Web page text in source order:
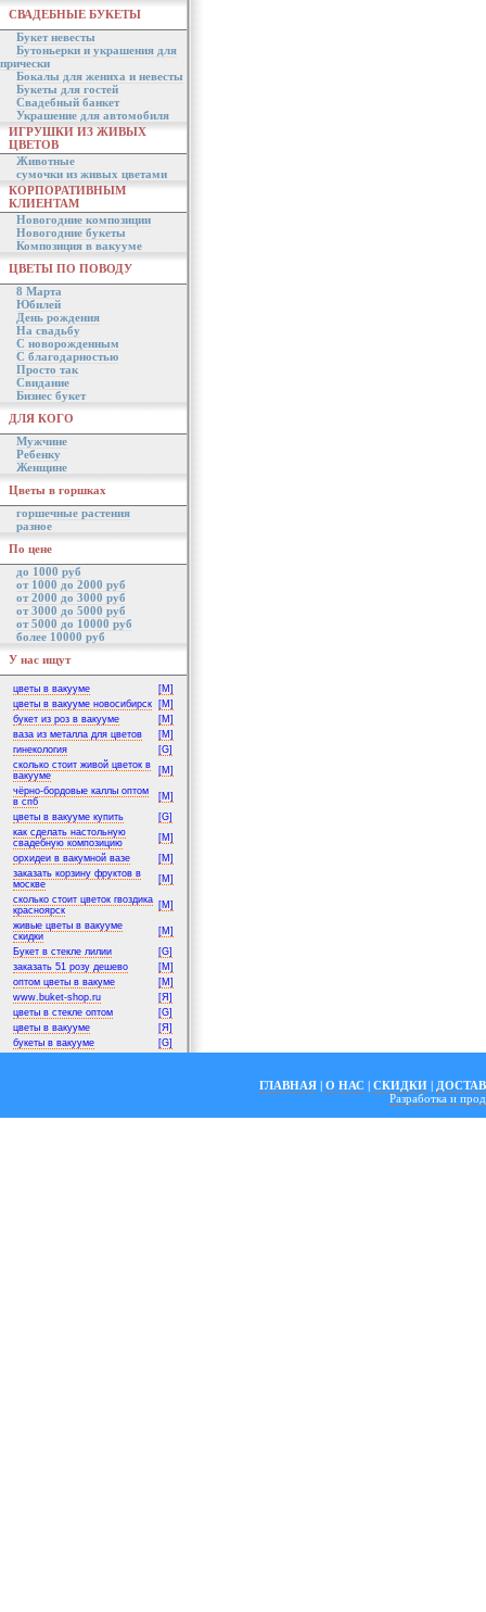
СВАДЕБНЫЕ БУКЕТЫ
Букет невесты
Бутоньерки и украшения для
прически
Бокалы для жениха и невесты
Букеты для гостей
Свадебный банкет
Украшение для автомобиля
ИГРУШКИ ИЗ ЖИВЫХ
ЦВЕТОВ
Животные
сумочки из живых цветами
КОРПОРАТИВНЫМ
КЛИЕНТАМ
Новогодние композиции
Новогодние букеты
Композиция в вакууме
ЦВЕТЫ ПО ПОВОДУ
8 Марта
Юбилей
День рождения
На свадьбу
С новорожденным
С благодарностью
Просто так
Свидание
Бизнес букет
ДЛЯ КОГО
Мужчине
Ребенку
Женщине
Цветы в горшках
горшечные растения
разное
По цене
до 1000 руб
от 1000 до 2000 руб
от 2000 до 3000 руб
от 3000 до 5000 руб
от 5000 до 10000 руб
более 10000 руб
У нас ищут
цветы в вакууме
[M]
цветы в вакууме новосибирск
[M]
букет из роз в вакууме
[M]
ваза из металла для цветов
[M]
гинекология
[G]
сколько стоит живой цветок в
вакууме
[M]
чёрно-бордовые каллы оптом
в спб
[M]
цветы в вакууме купить
[G]
как сделать настольную
свадебную композицию
[M]
орхидеи в вакумной вазе
[M]
заказать корзину фруктов в
москве
[M]
сколько стоит цветок гвоздика
красноярск
[M]
живые цветы в вакууме
скидки
[M]
Букет в стекле лилии
[G]
заказать 51 розу дешево
[M]
оптом цветы в вакуме
[M]
www.buket-shop.ru
[Я]
цветы в стекле оптом
[G]
цветы в вакууме
[Я]
букеты в вакууме
[G]
ГЛАВНАЯ | О НАС | СКИДКИ |
Разработка и